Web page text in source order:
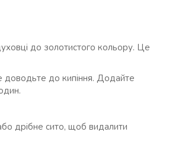
до золотистого кольору. Це
доводьте до кипіння. Додайте
дрібне сито, щоб видалити